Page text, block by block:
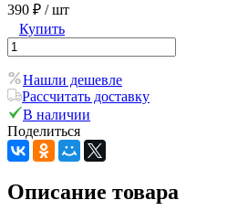
390 ₽ / шт
Купить
Нашли дешевле
Рассчитать доставку
В наличии
Поделиться
Описание товара